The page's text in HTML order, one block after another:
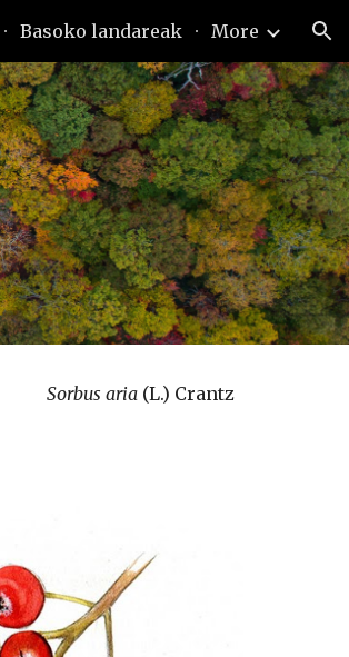
Basoko landareak More
Sorbus aria (L.) Crantz